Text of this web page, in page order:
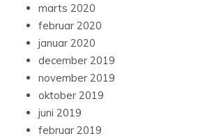
marts 2020
februar 2020
januar 2020
december 2019
november 2019
oktober 2019
juni 2019
februar 2019